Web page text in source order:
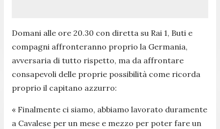
Domani alle ore 20.30 con diretta su Rai 1, Buti e
compagni affronteranno proprio la Germania,
avversaria di tutto rispetto, ma da affrontare
consapevoli delle proprie possibilità come ricorda
proprio il capitano azzurro:
« Finalmente ci siamo, abbiamo lavorato duramente
a Cavalese per un mese e mezzo per poter fare un